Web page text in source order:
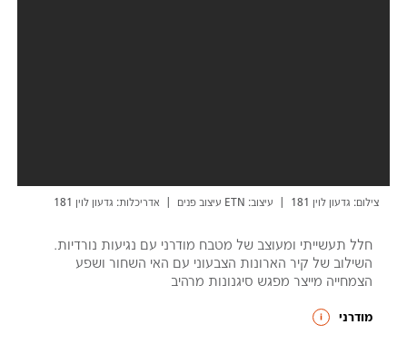
צילום: גדעון לוין 181 עיצוב: ETN עיצוב פנים אדריכלות: גדעון לוין 181
חלל תעשייתי ומעוצב של מטבח מודרני עם נגיעות נורדיות.
השילוב של קיר הארונות הצבעוני עם האי השחור ושפע
הצמחייה מייצר מפגש סיגנונות מרהיב
מודרני